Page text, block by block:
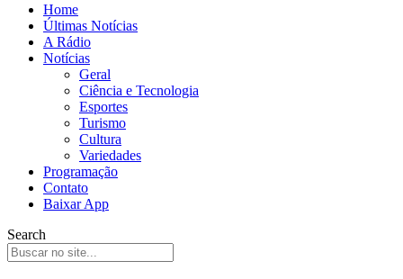
Home
Últimas Notícias
A Rádio
Notícias
Geral
Ciência e Tecnologia
Esportes
Turismo
Cultura
Variedades
Programação
Contato
Baixar App
Search